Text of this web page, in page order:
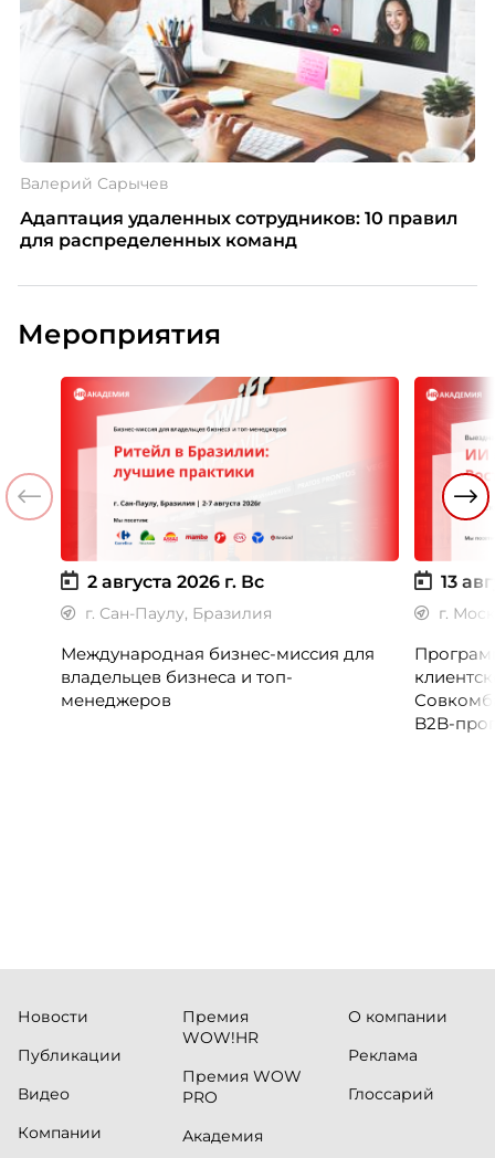
Валерий Сарычев
Адаптация удаленных сотрудников: 10 правил
для распределенных команд
Мероприятия
2 августа 2026 г. Вс
г. Сан-Паулу, Бразилия
Международная бизнес-миссия для
владельцев бизнеса и топ-
менеджеров
13
г.
B2B-
Новости
Публикации
Видео
Компании
Премия
WOW!HR
Премия WOW
PRO
Академия
О компании
Реклама
Глоссарий